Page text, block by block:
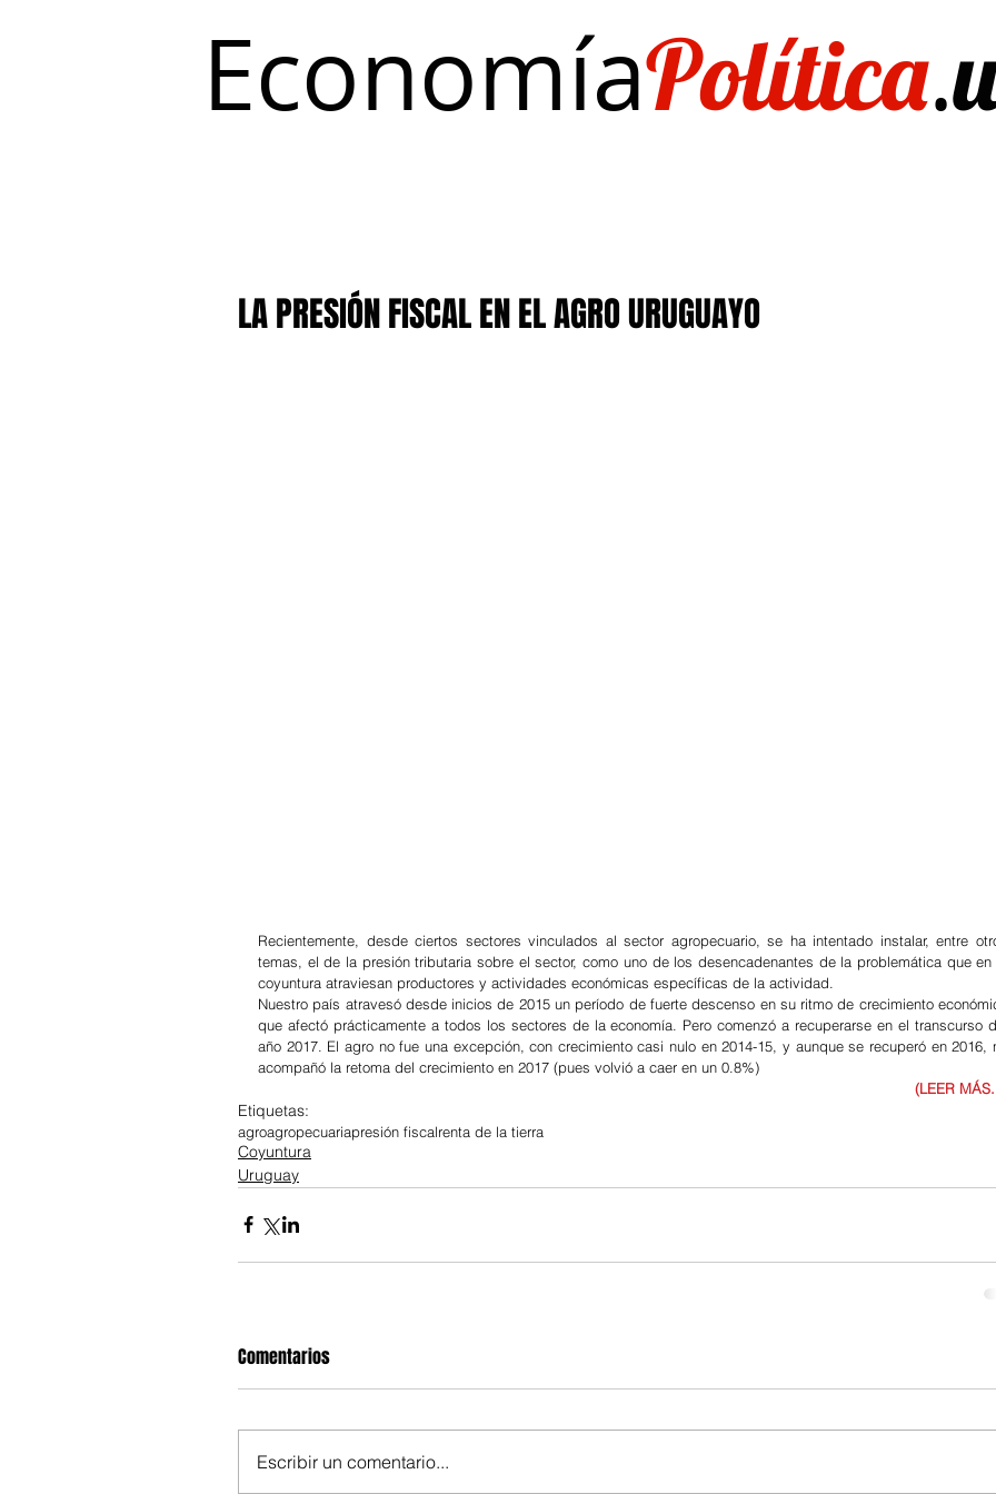
EconomíaPolítica.
LA PRESIÓN FISCAL EN EL AGRO URUGUAYO
Recientemente, desde ciertos sectores vinculados al sector agropecuario, se ha intentado instalar, entre
temas, el de la presión tributaria sobre el sector, como uno de los desencadenantes de la problemática que en
coyuntura atraviesan productores y actividades económicas específicas de la actividad.
Nuestro país atravesó desde inicios de 2015 un período de fuerte descenso en su ritmo de crecimiento
que afectó prácticamente a todos los sectores de la economía. Pero comenzó a recuperarse en el transcurso
año 2017. El agro no fue una excepción, con crecimiento casi nulo en 2014-15, y aunque se recuperó en 2016,
acompañó la retoma del crecimiento en 2017 (pues volvió a caer en un 0.8%)
(LEER
Etiquetas:
agroagropecuariapresión fiscalrenta de la tierra
Coyuntura
Uruguay
Comentarios
Escribir un comentario...